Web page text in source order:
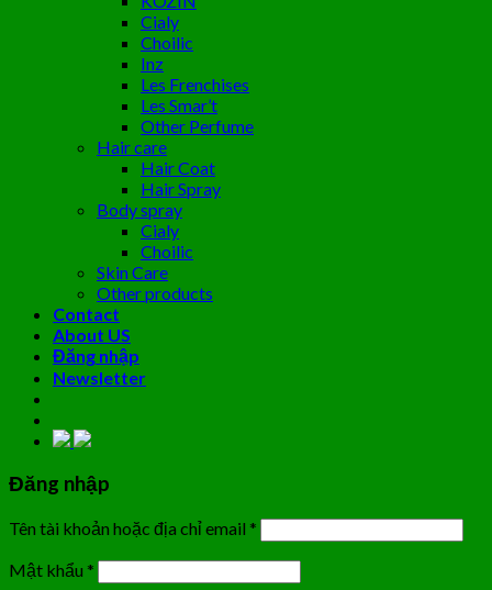
Cialy
Choilic
Inz
Les Frenchises
Les Smar’t
Other Perfume
Hair care
Hair Coat
Hair Spray
Body spray
Cialy
Choilic
Skin Care
Other products
Contact
About US
Đăng nhập
Newsletter
Đăng nhập
Tên tài khoản hoặc địa chỉ email *
Mật khẩu *